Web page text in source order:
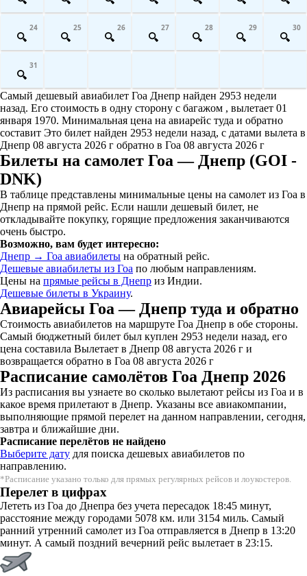
24 25 26 27 28 29 30
31
Самый дешевый авиабилет Гоа Днепр найден 2953 недели
назад. Его стоимость в одну сторону с багажом , вылетает 01
января 1970. Минимальная цена на авиарейс туда и обратно
составит Это билет найден 2953 недели назад, с датами вылета в
Днепр 08 августа 2026 г обратно в Гоа 08 августа 2026 г
Билеты на самолет Гоа — Днепр (GOI -
DNK)
В таблице представлены минимальные цены на самолет из Гоа в
Днепр на прямой рейс. Если нашли дешевый билет, не
откладывайте покупку, горящие предложения заканчиваются
очень быстро.
Возможно, вам будет интересно:
Днепр → Гоа авиабилеты на обратный рейс.
Дешевые авиабилеты из Гоа по любым направлениям.
Цены на прямые рейсы в Днепр из Индии.
Дешевые билеты в Украину.
Авиарейсы Гоа — Днепр туда и обратно
Стоимость авиабилетов на маршруте Гоа Днепр в обе стороны.
Самый бюджетный билет был куплен 2953 недели назад, его
цена составила Вылетает в Днепр 08 августа 2026 г и
возвращается обратно в Гоа 08 августа 2026 г
Расписание самолётов Гоа Днепр 2026
Из расписания вы узнаете во сколько вылетают рейсы из Гоа и в
какое время прилетают в Днепр. Указаны все авиакомпании,
выполняющие прямой перелет на данном направлении, сегодня,
завтра и ближайшие дни.
Расписание перелётов не найдено
Выберите дату для поиска дешевых авиабилетов по
направлению.
*Расписание указано только для прямых регулярных рейсов и лоукостеров.
Перелет в цифрах
Лететь из Гоа до Днепра без учета пересадок 18:45 минут,
расстояние между городами 5078 км. или 3154 миль. Самый
ранний утренний самолет из Гоа отправляется в Днепр в 13:20
минут. А самый поздний вечерний рейс вылетает в 23:15.